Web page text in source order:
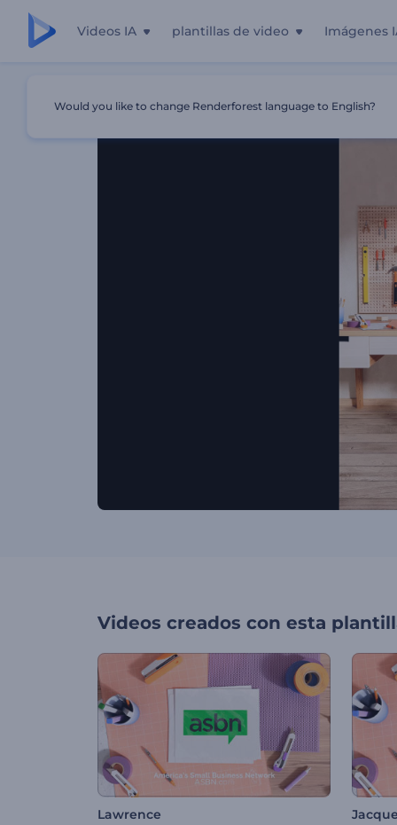
Videos IA plantillas de video Imágenes
Videos creados con esta
Lawrence
Would you like to change Renderforest language to English?